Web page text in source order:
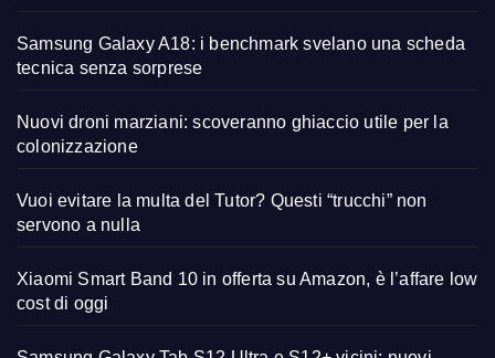
Samsung Galaxy A18: i benchmark svelano una scheda
tecnica senza sorprese
Nuovi droni marziani: scoveranno ghiaccio utile per la
colonizzazione
Vuoi evitare la multa del Tutor? Questi “trucchi” non
servono a nulla
Xiaomi Smart Band 10 in offerta su Amazon, è l’affare low
cost di oggi